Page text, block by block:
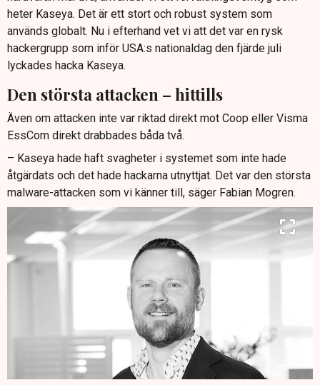
heter Kaseya. Det är ett stort och robust system som
används globalt. Nu i efterhand vet vi att det var en rysk
hackergrupp som inför USA:s nationaldag den fjärde juli
lyckades hacka Kaseya.
Den största attacken – hittills
Även om attacken inte var riktad direkt mot Coop eller Visma
EssCom direkt drabbades båda två.
– Kaseya hade haft svagheter i systemet som inte hade
åtgärdats och det hade hackarna utnyttjat. Det var den största
malware-attacken som vi känner till, säger Fabian Mogren.